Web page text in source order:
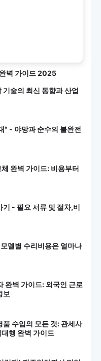
벽 가이드 2025
기술의 최신 동향과 산업
" - 야망과 순수의 불완전
완벽 가이드: 비용부터
기 - 필요 서류 및 절차,비
델별 수리비용은 얼마나
완벽 가이드: 외국인 근로
보
품 수입의 모든 것: 관세사
행 완벽 가이드